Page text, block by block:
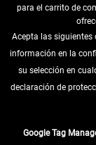
DESISTIR DEL
para el carrito de
Acepta las siguientes
información en la
su selección en
declaración de
Google Tag